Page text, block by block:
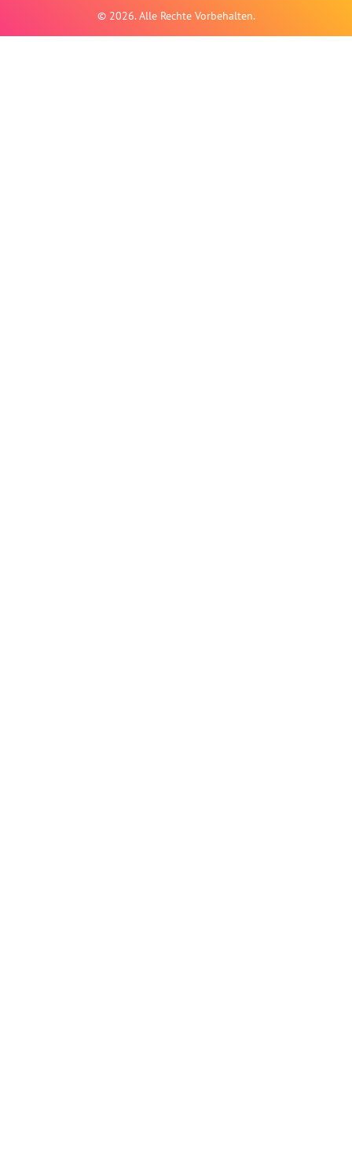
© 2026. Alle Rechte Vorbehalten.